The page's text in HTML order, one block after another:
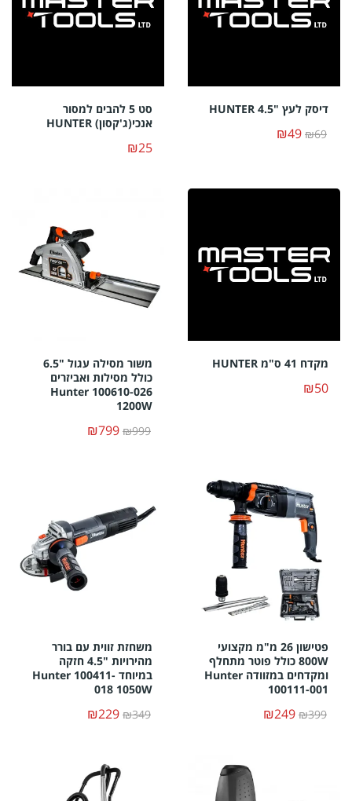
דיסק לעץ "4.5 HUNTER
₪69
₪49
סט 5 להבים למסור
אנכי(ג'קסון) HUNTER
₪25
מקדח 41 ס"מ HUNTER
₪50
משור מסילה עגול "6.5
כולל מסילות ואביזרים
Hunter 100610-026
1200W
₪999
₪799
פטישון 26 מ"מ מקצועי
800W כולל פוטר מתחלף
ומקדחים במזוודה Hunter
100111-001
₪399
₪249
משחזת זווית עם בורר
מהירויות "4.5 חזקה
במיוחד Hunter 100411-
018 1050W
₪349
₪229